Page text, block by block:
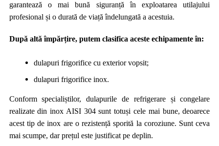
garantează o mai bună siguranță în exploatarea utilajului
profesional și o durată de viață îndelungată a acestuia.
După altă împărțire, putem clasifica aceste echipamente în:
dulapuri frigorifice cu exterior vopsit;
dulapuri frigorifice inox.
Conform specialiștilor, dulapurile de refrigerare și congelare
realizate din inox AISI 304 sunt totuși cele mai bune, deoarece
acest tip de inox are o rezistență sporită la coroziune. Sunt ceva
mai scumpe, dar prețul este justificat pe deplin.